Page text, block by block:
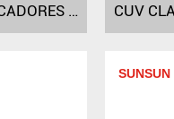
CUV CLARIFICADORES UV-C DA SÉRIE CUV-111/118 CUV-136
SUNSUN